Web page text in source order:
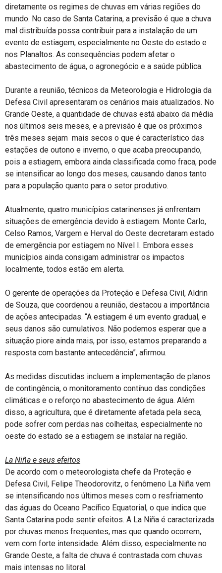
diretamente os regimes de chuvas em várias regiões do
mundo. No caso de Santa Catarina, a previsão é que a chuva
mal distribuída possa contribuir para a instalação de um
evento de estiagem, especialmente no Oeste do estado e
nos Planaltos. As consequências podem afetar o
abastecimento de água, o agronegócio e a saúde pública.
Durante a reunião, técnicos da Meteorologia e Hidrologia da
Defesa Civil apresentaram os cenários mais atualizados. No
Grande Oeste, a quantidade de chuvas está abaixo da média
nos últimos seis meses, e a previsão é que os próximos
três meses sejam mais secos o que é característico das
estações de outono e inverno, o que acaba preocupando,
pois a estiagem, embora ainda classificada como fraca, pode
se intensificar ao longo dos meses, causando danos tanto
para a população quanto para o setor produtivo.
Atualmente, quatro municípios catarinenses já enfrentam
situações de emergência devido à estiagem. Monte Carlo,
Celso Ramos, Vargem e Herval do Oeste decretaram estado
de emergência por estiagem no Nível I. Embora esses
municípios ainda consigam administrar os impactos
localmente, todos estão em alerta.
O gerente de operações da Proteção e Defesa Civil, Aldrin
de Souza, que coordenou a reunião, destacou a importância
de ações antecipadas. “A estiagem é um evento gradual, e
seus danos são cumulativos. Não podemos esperar que a
situação piore ainda mais, por isso, estamos preparando a
resposta com bastante antecedência”, afirmou.
As medidas discutidas incluem a implementação de planos
de contingência, o monitoramento contínuo das condições
climáticas e o reforço no abastecimento de água. Além
disso, a agricultura, que é diretamente afetada pela seca,
pode sofrer com perdas nas colheitas, especialmente no
oeste do estado se a estiagem se instalar na região.
La Niña e seus efeitos
De acordo com o meteorologista chefe da Proteção e
Defesa Civil, Felipe Theodorovitz, o fenômeno La Niña vem
se intensificando nos últimos meses com o resfriamento
das águas do Oceano Pacífico Equatorial, o que indica que
Santa Catarina pode sentir efeitos. A La Niña é caracterizada
por chuvas menos frequentes, mas que quando ocorrem,
vem com forte intensidade. Além disso, especialmente no
Grande Oeste, a falta de chuva é contrastada com chuvas
mais intensas no litoral.